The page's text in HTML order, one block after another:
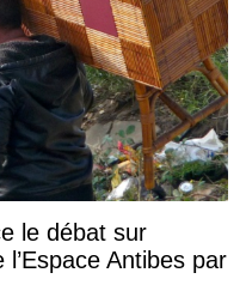
le débat sur
l’Espace Antibes par